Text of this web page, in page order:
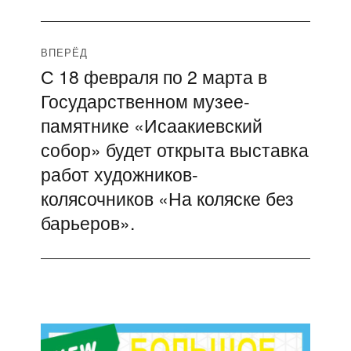
ВПЕРЁД
Следующая
запись:
С 18 февраля по 2 марта в
Государственном музее-
памятнике «Исаакиевский
собор» будет открыта выставка
работ художников-
колясочников «На коляске без
барьеров».